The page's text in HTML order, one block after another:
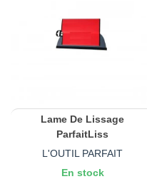
Lame De Lissage
ParfaitLiss
L'OUTIL PARFAIT
En stock